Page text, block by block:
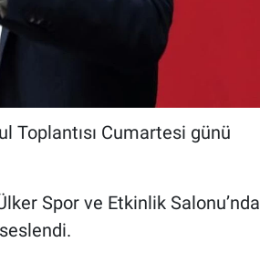
Toplantısı Cumartesi günü
Spor ve Etkinlik Salonu’nda